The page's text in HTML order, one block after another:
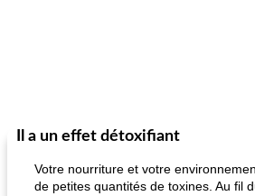
Il a un effet détoxifiant
Votre nourriture et votre
de petites quantités de toxines. Au fil